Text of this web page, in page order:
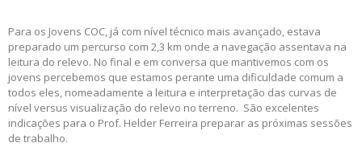
Para os Jovens COC, já com nível técnico mais avançado, estava
preparado um percurso com 2,3 km onde a navegação assentava na
leitura do relevo. No final e em conversa que mantivemos com os
jovens percebemos que estamos perante uma dificuldade comum a
todos eles, nomeadamente a leitura e interpretação das curvas de
nível versus visualização do relevo no terreno. São excelentes
indicações para o Prof. Helder Ferreira preparar as próximas sessões
de trabalho.